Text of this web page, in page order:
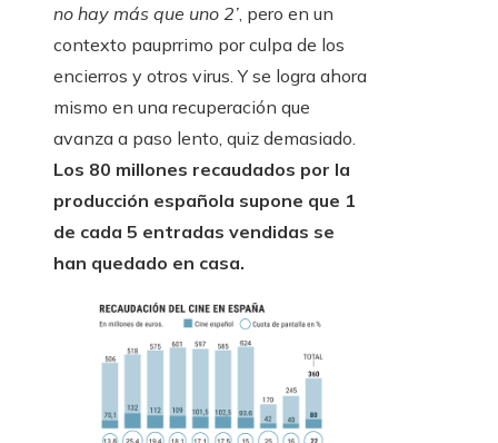
no hay más que uno 2’, pero en un
contexto pauprrimo por culpa de los
encierros y otros virus. Y se logra ahora
mismo en una recuperación que
avanza a paso lento, quiz demasiado.
Los 80 millones recaudados por la
producción española supone que 1
de cada 5 entradas vendidas se
han quedado en casa.